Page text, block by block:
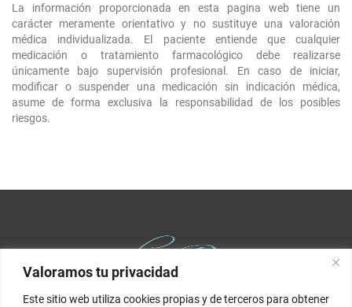
Valoramos tu privacidad
Este sitio web utiliza cookies propias y de terceros para obtener
La información proporcionada en esta pagina web tiene un
carácter meramente orientativo y no sustituye una valoración
médica individualizada. El paciente entiende que cualquier
medicación o tratamiento farmacológico debe realizarse
únicamente bajo supervisión profesional. En caso de iniciar,
modificar o suspender una medicación sin indicación médica,
asume de forma exclusiva la responsabilidad de los posibles
riesgos.